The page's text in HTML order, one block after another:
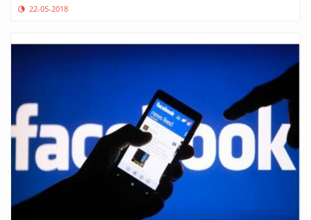
22-05-2018